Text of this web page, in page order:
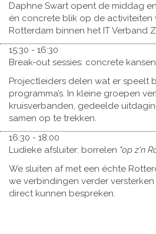
Daphne Swart opent de middag
én concrete blik op de activiteiten
Rotterdam binnen het IT Verband
15:30 - 16:30
Break-out sessies: concrete
Projectleiders delen wat er speelt
programma’s. In kleine groepen
kruisverbanden, gedeelde
samen op te trekken.
16:30 - 18:00
Ludieke afsluiter: borrelen "op z'n
We sluiten af met een échte
we verbindingen verder
direct kunnen bespreken.